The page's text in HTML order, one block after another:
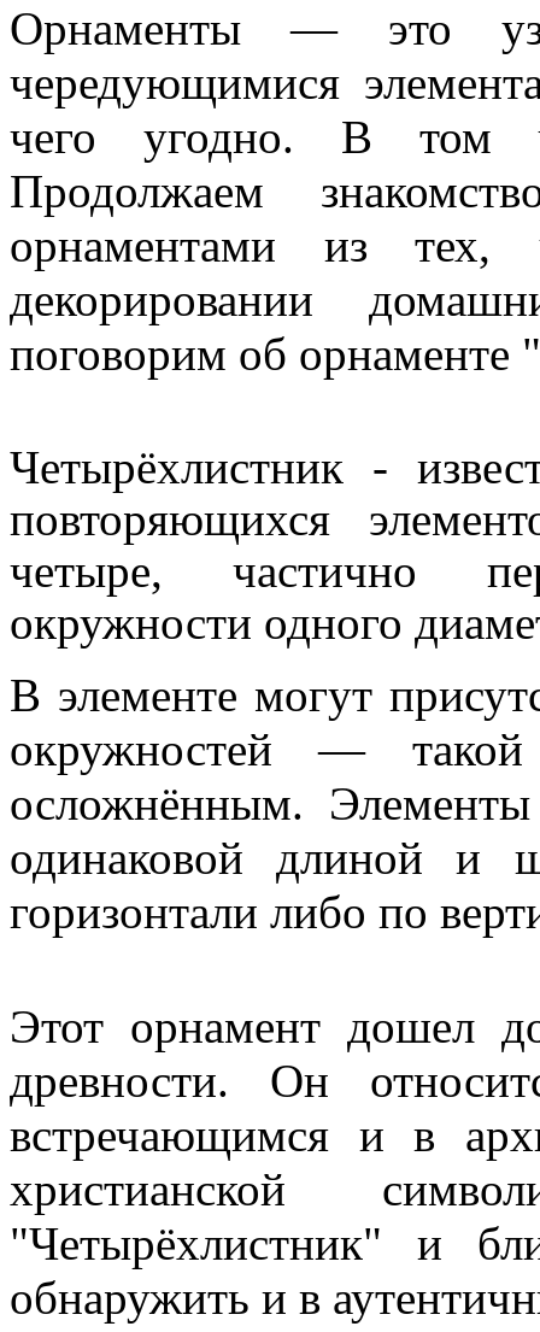
Орнаменты — это
чередующимися
чего угодно. В том
Продолжаем
орнаментами из тех,
декорировании
поговорим об орнаменте
Четырёхлистник -
повторяющихся
четыре, частично
окружности одного
В элементе могут
окружностей — такой
осложнённым.
одинаковой длиной и
горизонтали либо по
Этот орнамент дошел
древности. Он
встречающимся и в
христианской
"Четырёхлистник" и
обнаружить и в